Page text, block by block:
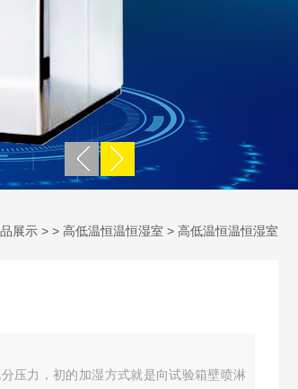
展示 > > 高低温恒温恒湿室 > 高低温恒温恒湿室
压力，初的加湿方式就是向试验箱壁喷淋